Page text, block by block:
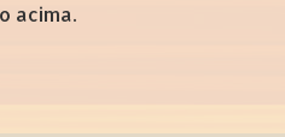
acima.